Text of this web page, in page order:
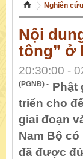
Nghiên cứu
Nội
tông” ở
20:30:00 -
(PGNĐ) - Phật
triển cho
giai đoạn
Nam Bộ
đã được